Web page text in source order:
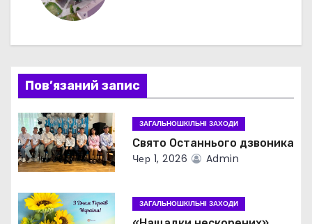
ц
і
я
з
а
п
и
Пов’язаний запис
ЗАГАЛЬНОШКІЛЬНІ ЗАХОДИ
Свято Останнього дзвоника
Чер 1, 2026 Admin
ЗАГАЛЬНОШКІЛЬНІ ЗАХОДИ